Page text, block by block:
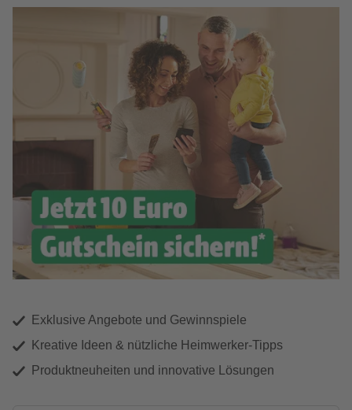
Exklusive Angebote und Gewinnspiele
Kreative Ideen & nützliche Heimwerker-Tipps
Produktneuheiten und innovative Lösungen